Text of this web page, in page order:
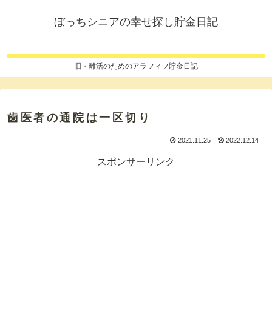
ぼっちシニアの幸せ探し貯金日記
旧・離活のためのアラフィフ貯金日記
歯医者の通院は一区切り
2021.11.25 2022.12.14
スポンサーリンク